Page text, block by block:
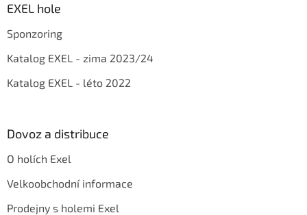
EXEL hole
Sponzoring
Katalog EXEL - zima 2023/24
Katalog EXEL - léto 2022
Dovoz a distribuce
O holích Exel
Velkoobchodní informace
Prodejny s holemi Exel